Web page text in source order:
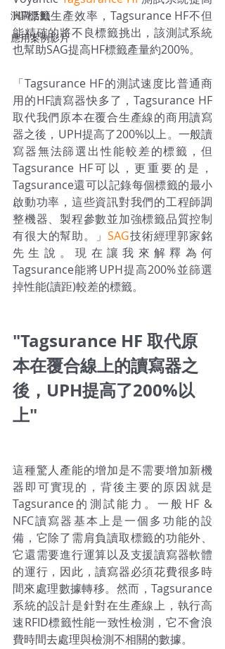
演講活動
應用案例影片
HF標籤生產效率，Tagsurance HF不但
能精確的將不良標籤挑出，該測試系統
也幫助SAG提高HF標籤產量約200%。
「Tagsurance HF的測試速度比普通商
用的HF讀寫器快多了，Tagsurance HF
取代我們原本在覆合生產線的商用讀寫
器之後，UPH提高了200%以上。一般讀
寫器無法篩選出性能較差的標籤，但
Tagsurance HF可以，更重要的是，
Tagsurance還可以記錄每個標籤的最小
啟動功率，這些資訊對我們的工程師調
整機器、製程參數並加強標籤品質控制
有很大的幫助。」 SAG技術經理郭家銘
先生說。現在讓我來解釋為何
Tagsurance能將UPH提高200%並篩選
掉性能(讀距)較差的標籤。
"Tagsurance HF 取代原
本在覆合線上的讀寫器之
後，UPH提高了200%以
上"
這種驚人產能的增加是不需要增加新機
器即可實現的，背後主要的原因就是
Tagsurance的測試能力。一般HF &
NFC讀寫器基本上是一個多功能的設
備，它除了需肩負讀取標籤的功能外、
它還需要進行運算以及支援讀寫器軟體
的運行，因此，讀寫器必須花費很多時
間來處理數據轉移。然而，Tagsurance
系統的設計是針對在生產線上，執行高
速RFID標籤性能一致性檢測，它不會浪
費時間去處理與檢測不相關的數據。